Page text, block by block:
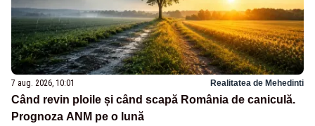
7 aug. 2026, 10:01 Realitatea de Mehedinti
Când revin ploile și când scapă România de caniculă.
Prognoza ANM pe o lună